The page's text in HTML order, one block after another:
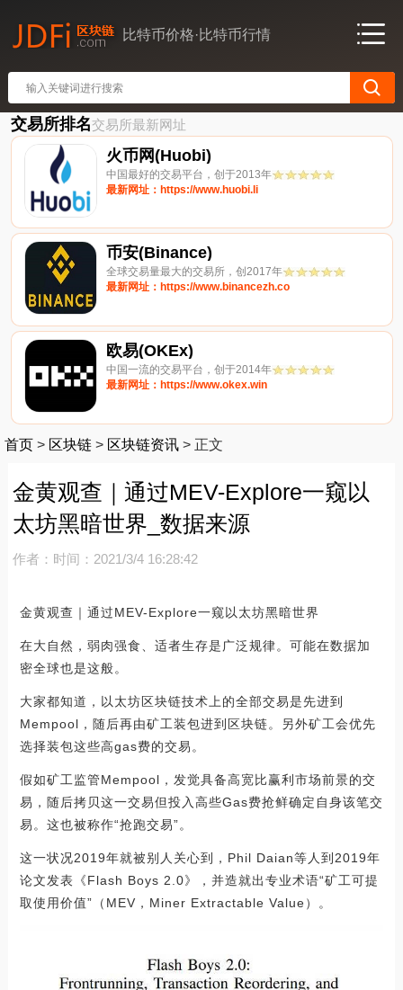
比特币价格·比特币行情
交易所排名交易所最新网址
火币网(Huobi)
中国最好的交易平台，创于2013年
最新网址：https://www.huobi.li
币安(Binance)
全球交易量最大的交易所，创2017年
最新网址：https://www.binancezh.co
欧易(OKEx)
中国一流的交易平台，创于2014年
最新网址：https://www.okex.win
首页 > 区块链 > 区块链资讯 > 正文
金黄观查｜通过MEV-Explore一窥以
太坊黑暗世界_数据来源
作者： 时间：2021/3/4 16:28:42
金黄观查｜通过MEV-Explore一窥以太坊黑暗世界
在大自然，弱肉强食、适者生存是广泛规律。可能在数据加
密全球也是这般。
大家都知道，以太坊区块链技术上的全部交易是先进到
Mempool，随后再由矿工装包进到区块链。另外矿工会优先
选择装包这些高gas费的交易。
假如矿工监管Mempool，发觉具备高宽比赢利市场前景的交
易，随后拷贝这一交易但投入高些Gas费抢鲜确定自身该笔交
易。这也被称作“抢跑交易”。
这一状况2019年就被别人关心到，Phil Daian等人到2019年
论文发表《Flash Boys 2.0》，并造就出专业术语“矿工可提
取使用价值”（MEV，Miner Extractable Value）。